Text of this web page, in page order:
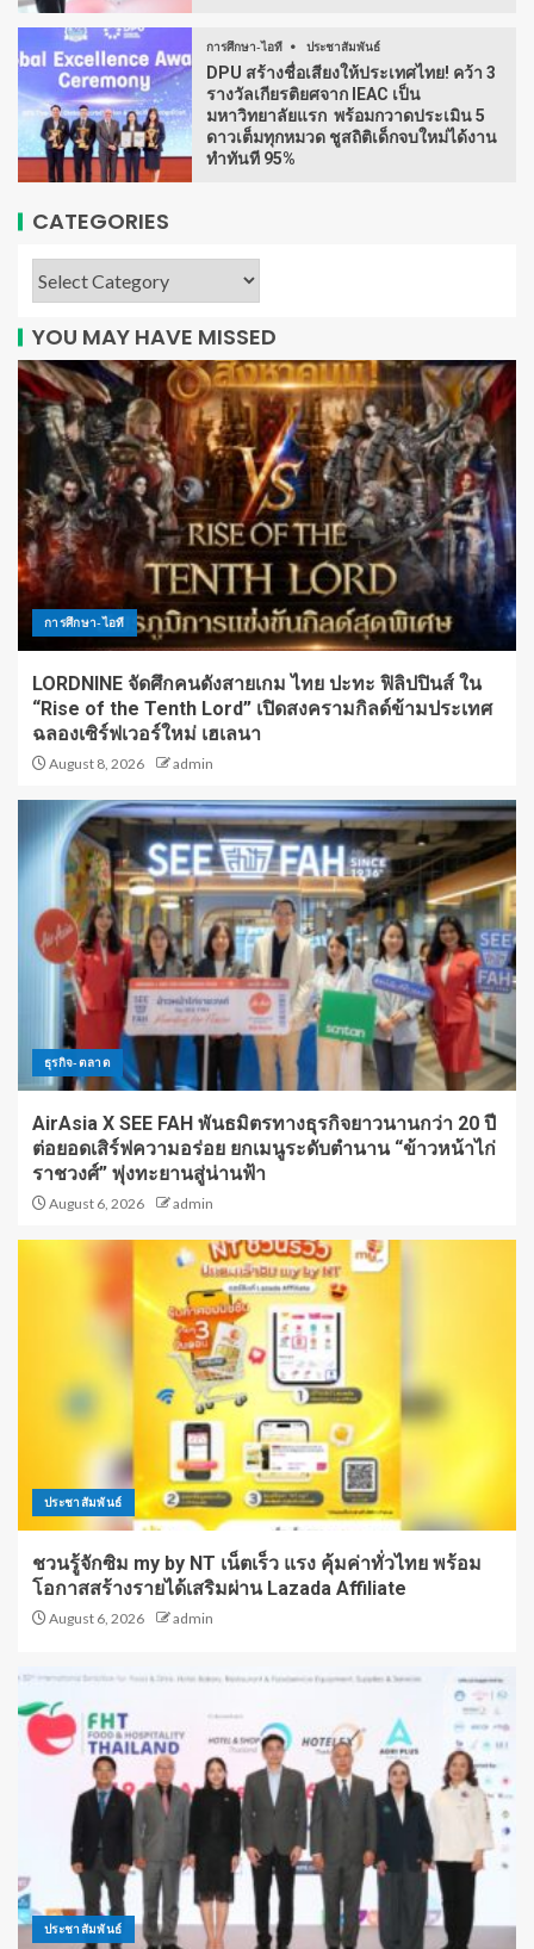
การศึกษา-ไอที ประชาสัมพันธ์
DPU สร้างชื่อเสียงให้ประเทศไทย! คว้า 3
รางวัลเกียรติยศจาก IEAC เป็น
มหาวิทยาลัยแรก พร้อมกวาดประเมิน 5
ดาวเต็มทุกหมวด ชูสถิติเด็กจบใหม่ได้งาน
ทำทันที 95%
CATEGORIES
YOU MAY HAVE MISSED
การศึกษา-ไอที
LORDNINE จัดศึกคนดังสายเกม ไทย ปะทะ ฟิลิปปินส์ ใน
“Rise of the Tenth Lord” เปิดสงครามกิลด์ข้ามประเทศ
ฉลองเซิร์ฟเวอร์ใหม่ เฮเลนา
August 8, 2026 admin
ธุรกิจ-ตลาด
AirAsia X SEE FAH พันธมิตรทางธุรกิจยาวนานกว่า 20 ปี
ต่อยอดเสิร์ฟความอร่อย ยกเมนูระดับตำนาน “ข้าวหน้าไก่
ราชวงศ์” พุ่งทะยานสู่น่านฟ้า
August 6, 2026 admin
ประชาสัมพันธ์
ชวนรู้จักซิม my by NT เน็ตเร็ว แรง คุ้มค่าทั่วไทย พร้อม
โอกาสสร้างรายได้เสริมผ่าน Lazada Affiliate
August 6, 2026 admin
ประชาสัมพันธ์